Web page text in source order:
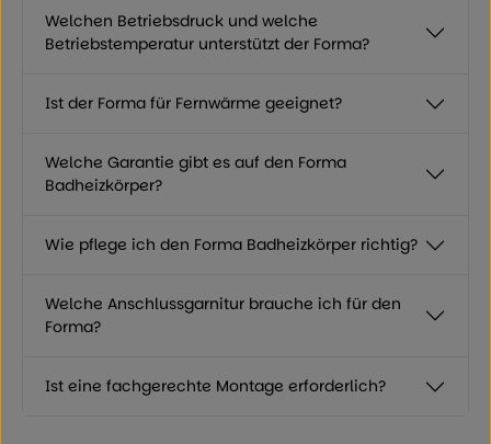
Welchen Betriebsdruck und welche
Betriebstemperatur unterstützt der Forma?
Ist der Forma für Fernwärme geeignet?
Welche Garantie gibt es auf den Forma
Badheizkörper?
Wie pflege ich den Forma Badheizkörper richtig?
Welche Anschlussgarnitur brauche ich für den
Forma?
Ist eine fachgerechte Montage erforderlich?